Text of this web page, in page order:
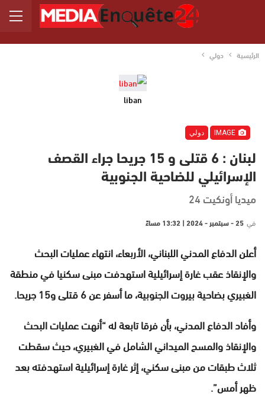
الرئيسية دولي
liban
دولي
لبنان : 6 قتلى و 15 جريحا جراء القصف
الإسرائيلي للضاحية الجنوبية
ميديا أونكيت 24
في 25 - سبتمبر - 2024 | 13:32 مساءً
أعلن الدفاع المدني اللبناني، الأربعاء، انتهاء عمليات البحث
والإنقاذ عقب غارة إسرائيلية استهدفت مبنى سكنيا في منطقة
الغبيري بضاحية بيروت الجنوبية، ما أسفر عن 6 قتلى و15 جريحا.
وأفاد الدفاع المدني، بأن فرقا تابعة له “أنهت عمليات البحث
والإنقاذ والمسح الميداني الشامل في الغبيري، حيث سقطت
ثلاث طبقات من مبنى سكني، إثر غارة إسرائيلية استهدفته بعد
ظهر أمس”.